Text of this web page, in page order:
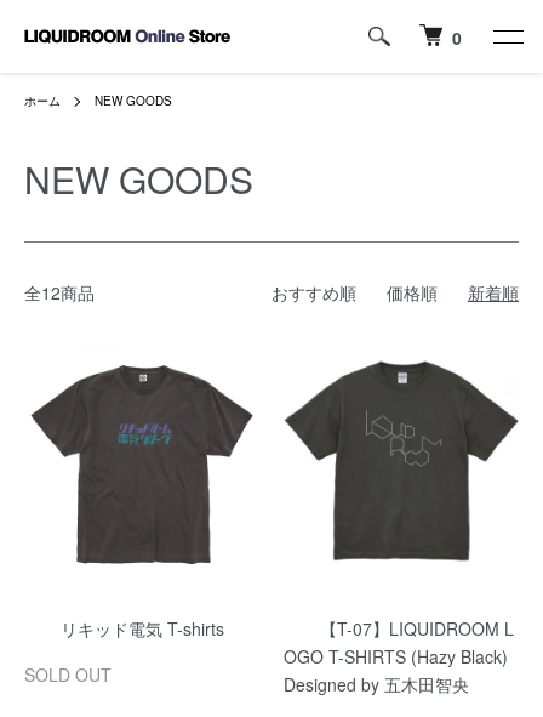
0
ホーム NEW GOODS
NEW GOODS
全12商品 おすすめ順 価格順 新着順
リキッド電気 T-shirts
SOLD OUT
【T-07】LIQUIDROOM L
OGO T-SHIRTS (Hazy Black)
Designed by 五木田智央